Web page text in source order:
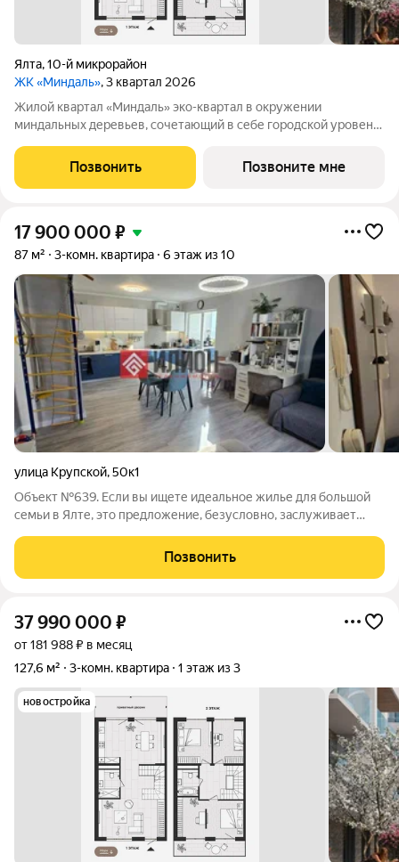
Ялта,10-й микрорайон
ЖК «Миндаль», 3 квартал 2026
Жилой квартал «Миндаль» эко-квартал в окружении
миндальных деревьев, сочетающий в себе городской уровень
уюта загородной жизни. Жилой квартал «Миндаль»
расположен в Ялте природной сокровищнице
Позвонить Позвоните мне
17 900 000 ₽
87 м² 3-комн. квартира 6 этаж из 10
улица Крупской,50к1
Объект №639. Если вы ищете идеальное жилье для большой
семьи в Ялте, это предложение, безусловно, заслуживает
предлагает все необходимые удобства для комфортной
жизни.В квартире три изолированные
Позвонить
37 990 000 ₽
от 181 988 ₽ в месяц
127,6 м²
3-комн. квартира 1 этаж из 3
новостройка